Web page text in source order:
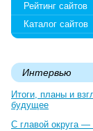
Рейтинг сайтов
Каталог сайтов
Интервью
Итоги, планы и
будущее
С главой округа —